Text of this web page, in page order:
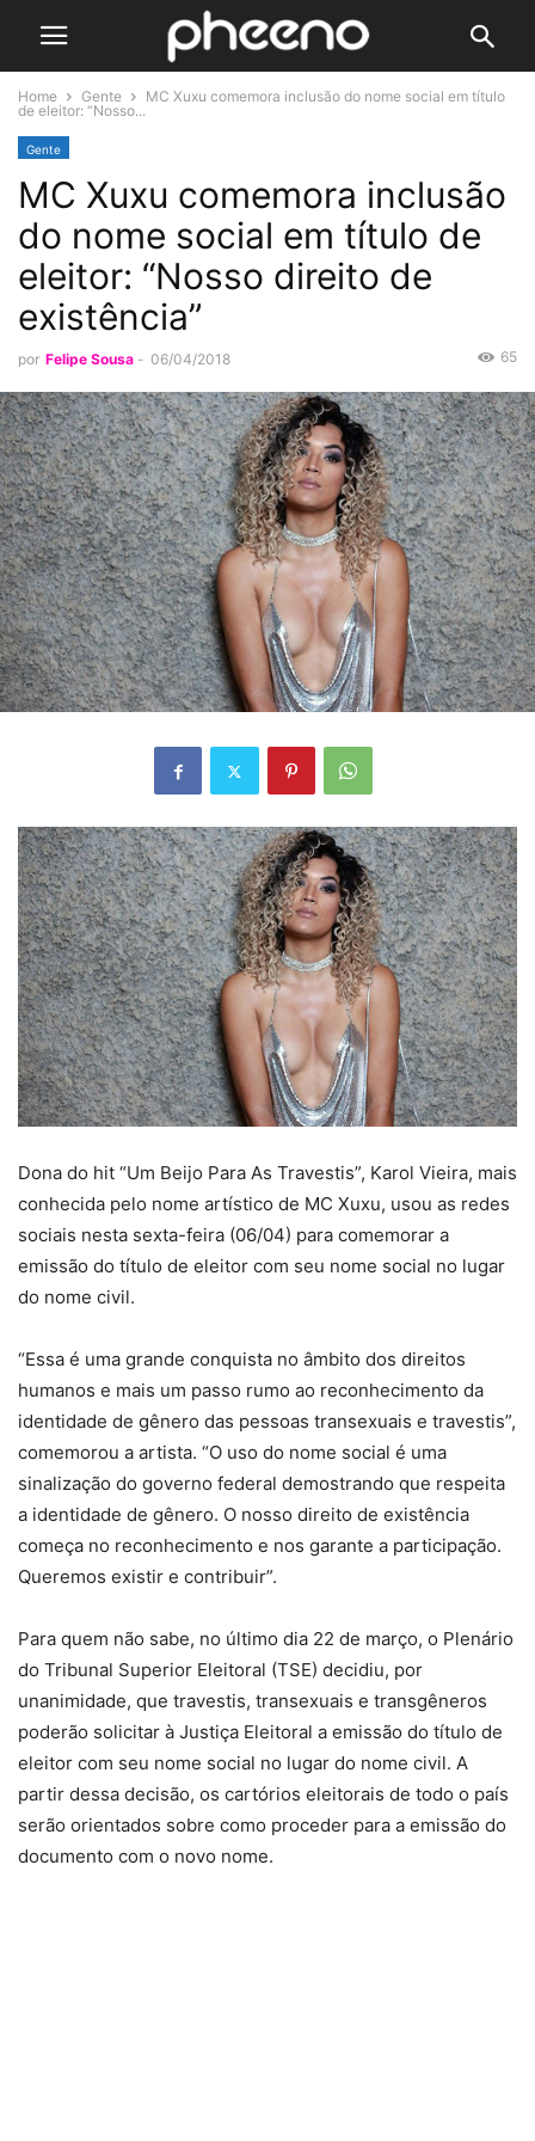
Home Gente
MC Xuxu comemora inclusão do nome social em título
de eleitor: “Nosso...
Gente
MC Xuxu comemora inclusão
do nome social em título de
eleitor: “Nosso direito de
existência”
por Felipe Sousa - 06/04/2018 65
Dona do hit “Um Beijo Para As Travestis”, Karol Vieira, mais
conhecida pelo nome artístico de MC Xuxu, usou as redes
sociais nesta sexta-feira (06/04) para comemorar a
emissão do título de eleitor com seu nome social no lugar
do nome civil.
“Essa é uma grande conquista no âmbito dos direitos
humanos e mais um passo rumo ao reconhecimento da
identidade de gênero das pessoas transexuais e travestis”,
comemorou a artista. “O uso do nome social é uma
sinalização do governo federal demostrando que respeita
a identidade de gênero. O nosso direito de existência
começa no reconhecimento e nos garante a participação.
Queremos existir e contribuir”.
Para quem não sabe, no último dia 22 de março, o Plenário
do Tribunal Superior Eleitoral (TSE) decidiu, por
unanimidade, que travestis, transexuais e transgêneros
poderão solicitar à Justiça Eleitoral a emissão do título de
eleitor com seu nome social no lugar do nome civil. A
partir dessa decisão, os cartórios eleitorais de todo o país
serão orientados sobre como proceder para a emissão do
documento com o novo nome.